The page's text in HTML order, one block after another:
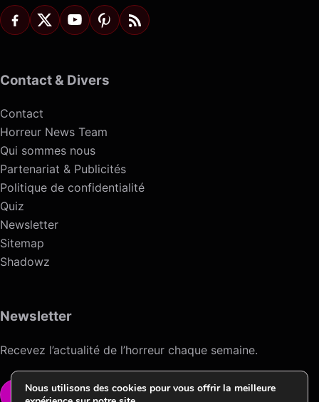
Contact & Divers
Contact
Horreur News Team
Qui sommes nous
Partenariat & Publicités
Politique de confidentialité
Quiz
Newsletter
Sitemap
Shadowz
Newsletter
Recevez l’actualité de l’horreur chaque semaine.
VOIR LA NEWSLETTER
Nous utilisons des cookies pour vous offrir la meilleure